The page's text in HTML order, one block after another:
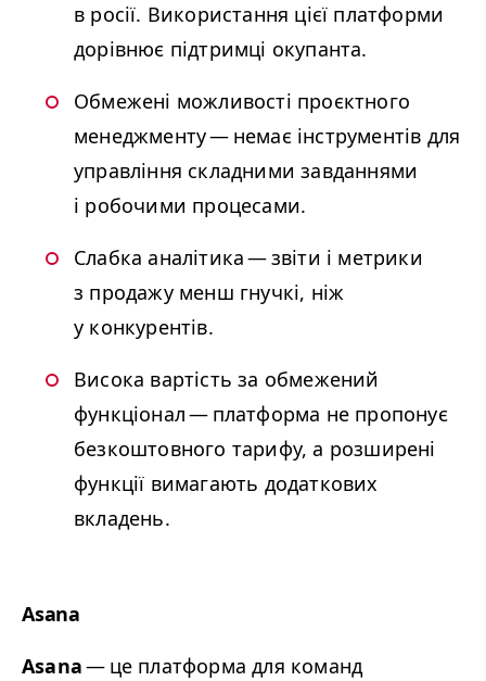
в росії. Використання цієї платформи
дорівнює підтримці окупанта.
Обмежені можливості проєктного
менеджменту — немає інструментів для
управління складними завданнями
і робочими процесами.
Слабка аналітика — звіти і метрики
з продажу менш гнучкі, ніж
у конкурентів.
Висока вартість за обмежений
функціонал — платформа не пропонує
безкоштовного тарифу, а розширені
функції вимагають додаткових
вкладень.
Asana
Asana— це платформа для команд